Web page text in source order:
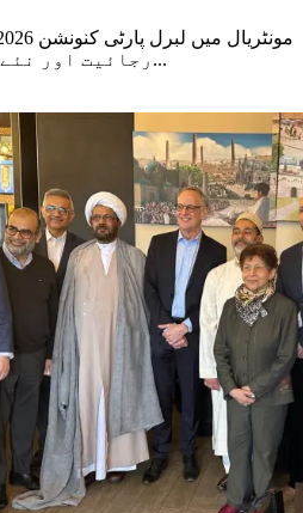
رجائیت اور نئے عزم سے بھرے ہوئے...